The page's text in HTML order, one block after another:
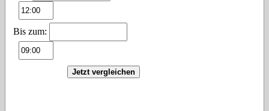
Bis zum:
Jetzt vergleichen